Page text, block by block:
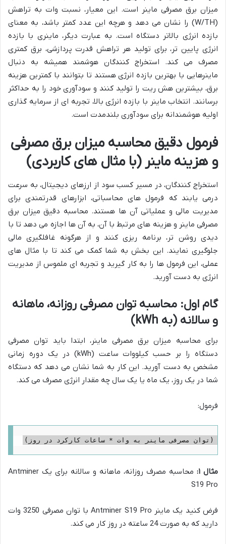
میزان برق مصرفی ماینر است. این معیار، نسبت وات به تراهش
(W/TH) را نشان می دهد و هرچه این عدد کمتر باشد، به معنای
بازده انرژی بالاتر دستگاه است. به عبارت دیگر، ماینری با بازده
انرژی پایین تر، برای تولید هر تراهش قدرت پردازشی، برق کمتری
مصرف می کند. استخراج کنندگان هوشمند همیشه به دنبال
ماینرهایی با بهترین بازده انرژی هستند تا بتوانند با کمترین هزینه
برق، بیشترین هش ریت را تولید کنند و سودآوری خود را به حداکثر
برسانند. انتخاب ماینر با بازده انرژی بالا، تجربه ای از سرمایه گذاری
اولیه هوشمندانه برای سودآوری بلندمدت است.
فرمول دقیق محاسبه میزان برق مصرفی
و هزینه ماینر (با مثال های کاربردی)
استخراج کنندگان، در مسیر کسب سود از ارزهای دیجیتال، به سرعت
درمی یابند که فرمول های محاسباتی، ابزارهای قدرتمندی برای
مدیریت مالی و عملیاتی آن ها هستند. محاسبه دقیق میزان برق
مصرفی ماینر و هزینه های مرتبط با آن، به آن ها اجازه می دهد تا با
دیدی روشن تر، برنامه ریزی کنند و از هرگونه غافلگیری مالی
جلوگیری نمایند. این بخش به شما کمک می کند تا با مثال های
عملی، این فرمول ها را به کار گیرید و تجربه ای ملموس از مدیریت
انرژی به دست آورید.
گام اول: محاسبه توان مصرفی روزانه، ماهانه
و سالانه (به kWh)
برای محاسبه میزان برق مصرفی ماینر، ابتدا باید توان مصرفی
دستگاه را بر حسب کیلووات ساعت (kWh) در یک دوره زمانی
مشخص به دست آورید. این کار به شما نشان می دهد که دستگاه
شما در یک روز، یک ماه یا یک سال چه مقدار انرژی مصرف می کند.
فرمول:
مثال ۱:
محاسبه مصرف روزانه، ماهانه و سالانه برای یک Antminer
S19 Pro
فرض کنید یک ماینر Antminer S19 Pro با توان مصرفی 3250 وات
دارید که به صورت 24 ساعته در روز کار می کند.